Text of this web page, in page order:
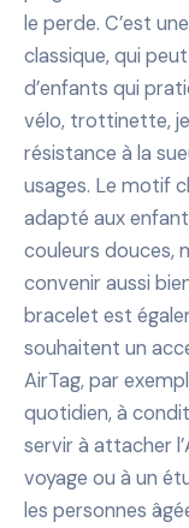
le perde. C’est
classique, qui
d’enfants qui
vélo, trottinette,
résistance à la
usages. Le motif
adapté aux
couleurs douces,
convenir aussi
bracelet est
souhaitent un
AirTag, par
quotidien, à
servir à attacher
voyage ou à un
les personnes